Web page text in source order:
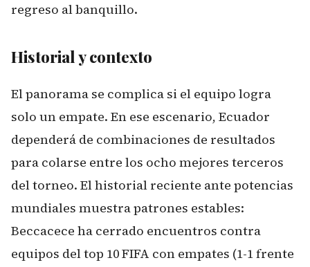
regreso al banquillo.
Historial y contexto
El panorama se complica si el equipo logra
solo un empate. En ese escenario, Ecuador
dependerá de combinaciones de resultados
para colarse entre los ocho mejores terceros
del torneo. El historial reciente ante potencias
mundiales muestra patrones estables:
Beccacece ha cerrado encuentros contra
equipos del top 10 FIFA con empates (1-1 frente